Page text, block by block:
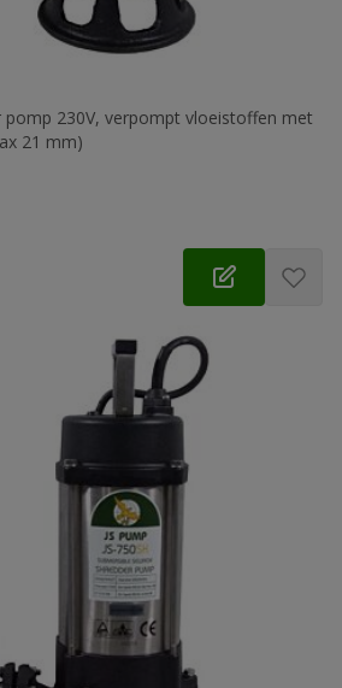
pomp 230V, verpompt vloeistoffen met
21 mm)